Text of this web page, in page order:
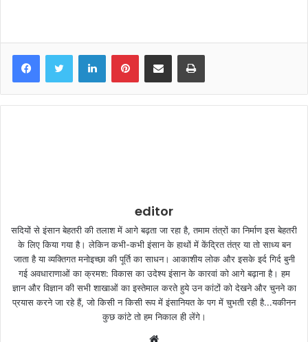
editor
सदियों से इंसान बेहतरी की तलाश में आगे बढ़ता जा रहा है, तमाम तंत्रों का निर्माण इस बेहतरी
के लिए किया गया है। लेकिन कभी-कभी इंसान के हाथों में केंद्रित तंत्र या तो साध्य बन
जाता है या व्यक्तिगत मनोइच्छा की पूर्ति का साधन। आकाशीय लोक और इसके इर्द गिर्द बुनी
गई अवधाराणाओं का क्रमश: विकास का उदेश्य इंसान के कारवां को आगे बढ़ाना है। हम
ज्ञान और विज्ञान की सभी शाखाओं का इस्तेमाल करते हुये उन कांटों को देखने और चुनने का
प्रयास करने जा रहे हैं, जो किसी न किसी रूप में इंसानियत के पग में चुभती रही है...यकीनन
कुछ कांटे तो हम निकाल ही लेंगे।